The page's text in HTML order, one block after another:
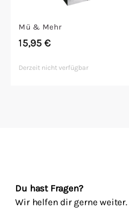
Mü & Mehr
15,95€
Derzeit nicht verfügbar
Du hast Fragen?
Wir helfen dir gerne weiter.